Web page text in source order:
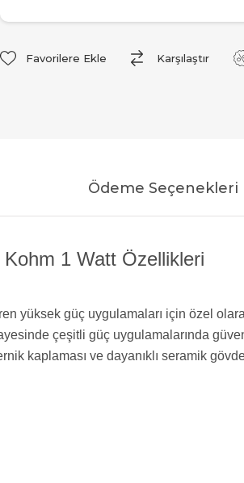
Favorilere Ekle Karşılaştır
Ödeme Seçenekleri
Kohm 1 Watt Özellikleri
yüksek güç uygulamaları için özel
çeşitli güç uygulamalarında
kaplaması ve dayanıklı seramik